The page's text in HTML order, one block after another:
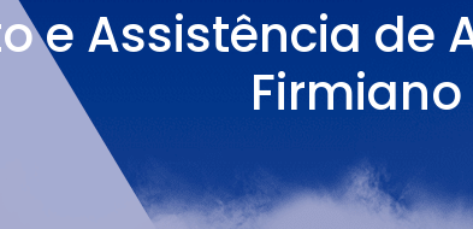
e Assistência de